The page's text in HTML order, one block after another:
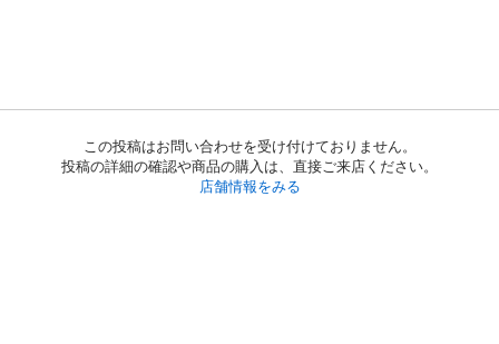
この投稿はお問い合わせを受け付けておりません。
投稿の詳細の確認や商品の購入は、直接ご来店ください。
店舗情報をみる